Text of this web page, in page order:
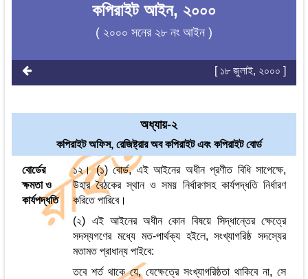
কপিরাইট আইন, ২০০০
( ২০০০ সনের ২৮ নং আইন )
[ ১৮ জুলাই, ২০০০ ]
অধ্যায়-২
কপিরাইট অফিস, রেজিষ্ট্রার অব কপিরাইট এবং কপিরাইট বোর্ড
বোর্ডের
ক্ষমতা ও
কার্যপদ্ধতি
১২। (১) বোর্ড, এই আইনের অধীন প্রণীত বিধি সাপেক্ষে,
উহার বৈঠকের স্থান ও সময় নির্ধারণসহ কার্যপদ্ধতি নির্ধারণ
করিতে পারিবে।
(২) এই আইনের অধীন কোন বিষয়ে সিদ্ধান্তের ক্ষেত্রে
সদস্যগণের মধ্যে মত-পার্থক্য হইলে, সংখ্যাগরিষ্ঠ সদস্যের
মতামত প্রাধান্য পাইবে:
তবে শর্ত থাকে যে, যেক্ষেত্রে সংখ্যাগরিষ্ঠতা থাকিবে না, সে